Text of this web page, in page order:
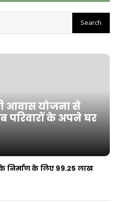
विभाग की बड़ी कार्रवाई
और मुख्यमंत्री श्री साय की
उपस्थ...
परिवार...
आवास योजना से
परिवारों के अपने घर
निर्माण के लिए 99.25 लाख